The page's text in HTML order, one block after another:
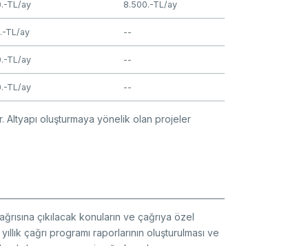
TL/ay 8.500.-TL/ay
TL/ay --
TL/ay --
TL/ay --
Altyapı oluşturmaya yönelik olan projeler
çıkılacak konuların ve çağrıya özel
çağrı programı raporlarının oluşturulması ve